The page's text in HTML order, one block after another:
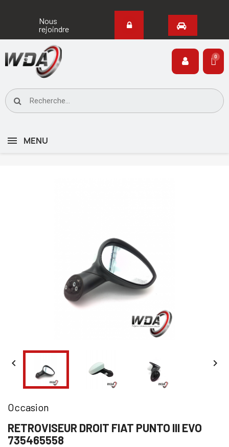
Nous
rejoindre
MENU
 
Occasion
RETROVISEUR DROIT FIAT PUNTO III EVO
735465558